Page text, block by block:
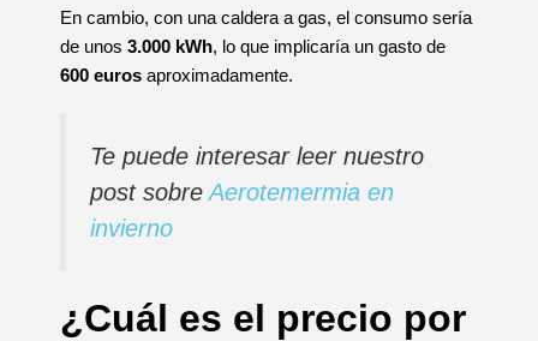
En cambio, con una caldera a gas, el consumo sería
de unos 3.000 kWh, lo que implicaría un gasto de
600 euros aproximadamente.
Te puede interesar leer nuestro
post sobre Aerotemermia en
invierno
¿Cuál es el precio por